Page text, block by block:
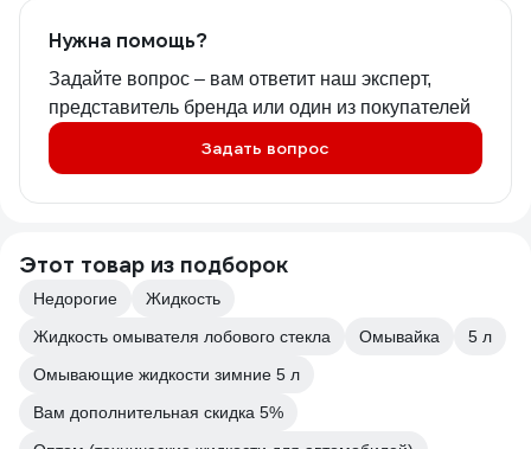
Нужна помощь?
Задайте вопрос – вам ответит наш эксперт,
представитель бренда или один из покупателей
Задать вопрос
Этот товар из подборок
Недорогие
Жидкость
Жидкость омывателя лобового стекла
Омывайка
5 л
Омывающие жидкости зимние 5 л
Вам дополнительная скидка 5%